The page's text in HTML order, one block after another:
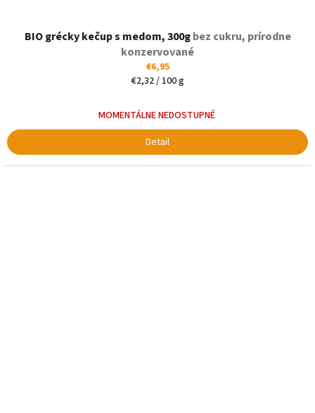
BIO grécky kečup s medom, 300gbez cukru, prírodne
konzervované
€6,95
Jednotková
€2,32 / 100 g
MOMENTÁLNE NEDOSTUPNÉ
Detail